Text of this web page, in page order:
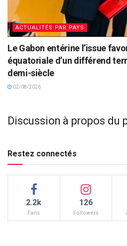
ACTUALITÉS PAR PAYS
Le Gabon entérine l’issue
équatoriale d’un différend
demi-siècle
02/08/2026
Discussion à propos du
Restez connectés
2.2k
Fans
126
Followers